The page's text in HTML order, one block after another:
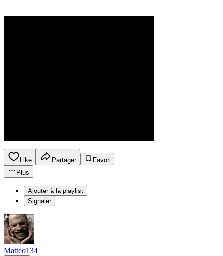
Like Partager
Favori
Plus
Ajouter à la playlist
Signaler
Matteo134